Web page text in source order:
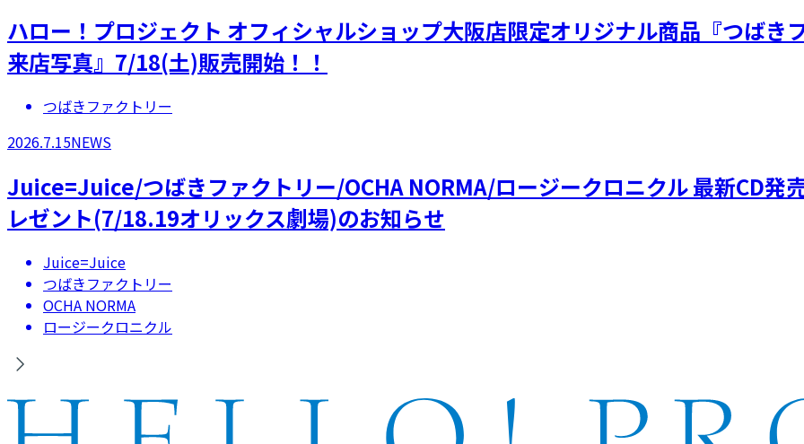
ハロー！プロジェクト オフィシャルショップ大阪店限定オリジナル商品『つばき
来店写真』7/18(土)販売開始！！
つばきファクトリー
2026.7.15NEWS
Juice=Juice/つばきファクトリー/OCHA NORMA/ロージークロニクル 最新CD発
レゼント(7/18.19オリックス劇場)のお知らせ
Juice=Juice
つばきファクトリー
OCHA NORMA
ロージークロニクル